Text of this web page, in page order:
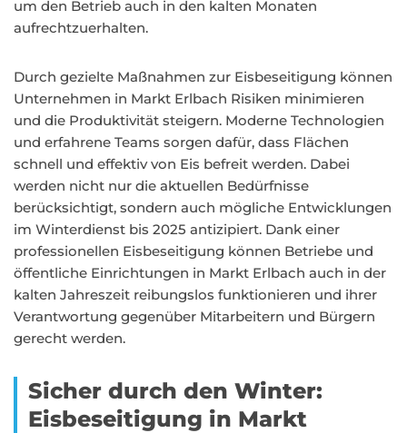
um den Betrieb auch in den kalten Monaten
aufrechtzuerhalten.
Durch gezielte Maßnahmen zur Eisbeseitigung können
Unternehmen in Markt Erlbach Risiken minimieren
und die Produktivität steigern. Moderne Technologien
und erfahrene Teams sorgen dafür, dass Flächen
schnell und effektiv von Eis befreit werden. Dabei
werden nicht nur die aktuellen Bedürfnisse
berücksichtigt, sondern auch mögliche Entwicklungen
im Winterdienst bis 2025 antizipiert. Dank einer
professionellen Eisbeseitigung können Betriebe und
öffentliche Einrichtungen in Markt Erlbach auch in der
kalten Jahreszeit reibungslos funktionieren und ihrer
Verantwortung gegenüber Mitarbeitern und Bürgern
gerecht werden.
Sicher durch den Winter:
Eisbeseitigung in Markt